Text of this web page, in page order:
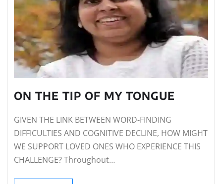
ON THE TIP OF MY TONGUE
GIVEN THE LINK BETWEEN WORD-FINDING
DIFFICULTIES AND COGNITIVE DECLINE, HOW MIGHT
WE SUPPORT LOVED ONES WHO EXPERIENCE THIS
CHALLENGE? Throughout…